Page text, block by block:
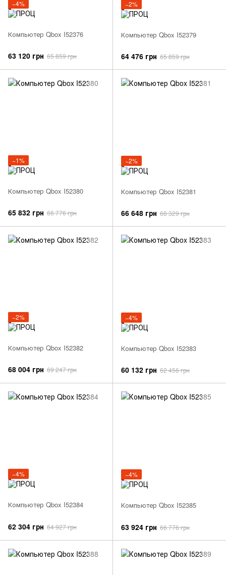
−4%
Компьютер Qbox I52376
63 120 грн 65 859 грн
−2%
Компьютер Qbox I52379
64 476 грн 65 859 грн
−1%
Компьютер Qbox I52380
65 832 грн 66 776 грн
−2%
Компьютер Qbox I52381
66 648 грн 68 329 грн
−2%
Компьютер Qbox I52382
68 004 грн 69 247 грн
−4%
Компьютер Qbox I52383
60 132 грн 62 456 грн
−4%
Компьютер Qbox I52384
62 304 грн 64 927 грн
−4%
Компьютер Qbox I52385
63 924 грн 66 776 грн